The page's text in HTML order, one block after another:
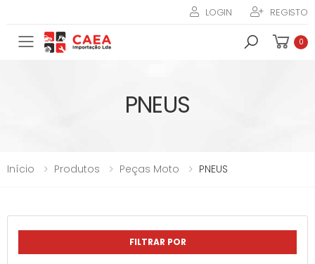
LOGIN REGISTO
Toggle mobile menu 0
PNEUS
Início Produtos Peças Moto PNEUS
FILTRAR POR